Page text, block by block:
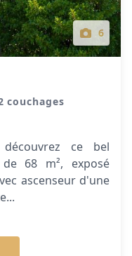
6
couchages
découvrez ce bel
68 m², exposé
ascenseur d'une